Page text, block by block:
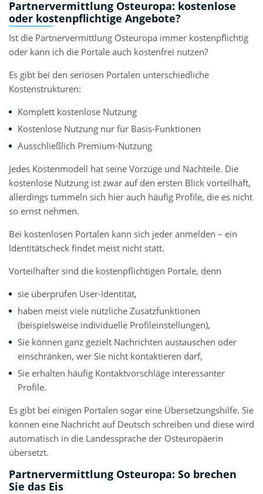
Partnervermittlung Osteuropa: kostenlose
oder kostenpflichtige Angebote?
Ist die Partnervermittlung Osteuropa immer kostenpflichtig
oder kann ich die Portale auch kostenfrei nutzen?
Es gibt bei den seriösen Portalen unterschiedliche
Kostenstrukturen:
Komplett kostenlose Nutzung
Kostenlose Nutzung nur für Basis-Funktionen
Ausschließlich Premium-Nutzung
Jedes Kostenmodell hat seine Vorzüge und Nachteile. Die
kostenlose Nutzung ist zwar auf den ersten Blick vorteilhaft,
allerdings tummeln sich hier auch häufig Profile, die es nicht
so ernst nehmen.
Bei kostenlosen Portalen kann sich jeder anmelden – ein
Identitätscheck findet meist nicht statt.
Vorteilhafter sind die kostenpflichtigen Portale, denn
sie überprüfen User-Identität,
haben meist viele nützliche Zusatzfunktionen
(beispielsweise individuelle Profileinstellungen),
Sie können ganz gezielt Nachrichten austauschen oder
einschränken, wer Sie nicht kontaktieren darf,
Sie erhalten häufig Kontaktvorschläge interessanter
Profile.
Es gibt bei einigen Portalen sogar eine Übersetzungshilfe. Sie
können eine Nachricht auf Deutsch schreiben und diese wird
automatisch in die Landessprache der Osteuropäerin
übersetzt.
Partnervermittlung Osteuropa: So brechen
Sie das Eis